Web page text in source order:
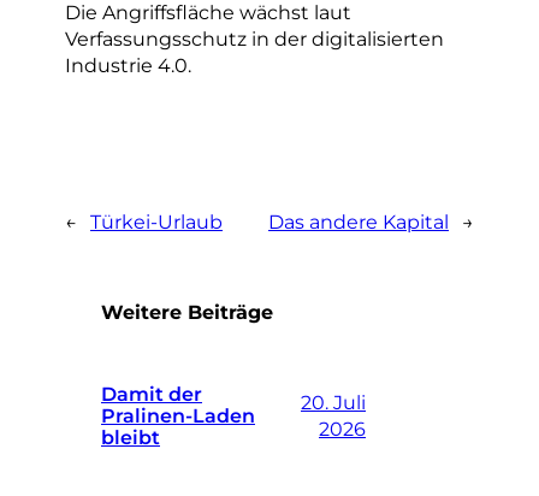
Die Angriffsfläche wächst laut
Verfassungsschutz in der digitalisierten
Industrie 4.0.
← Türkei-Urlaub Das andere Kapital →
Weitere Beiträge
Damit der
Pralinen-Laden
bleibt
20. Juli
2026